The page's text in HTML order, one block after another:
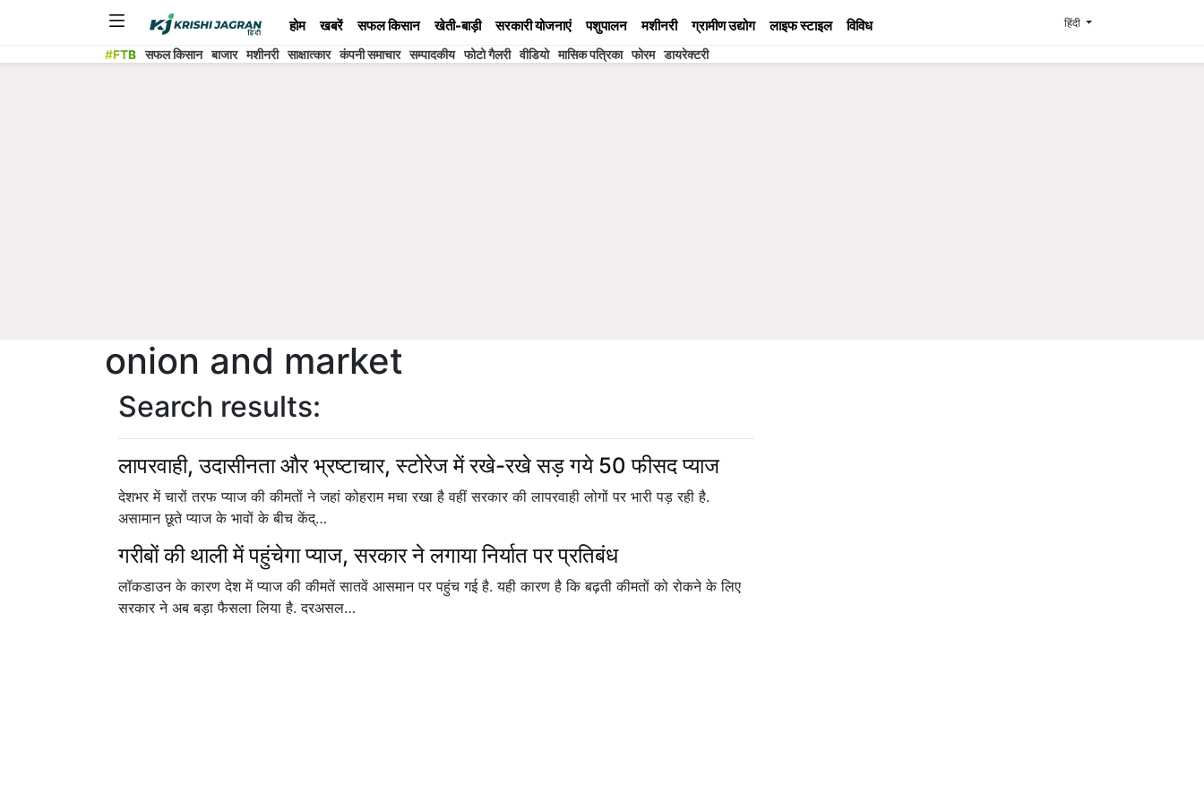
होम खबरें सफल किसान खेती-बाड़ी सरकारी योजनाएं पशुपालन मशीनरी ग्रामीण उद्योग लाइफ स्टाइल विविध हिंदी
#FTB सफल किसान बाजार मशीनरी साक्षात्कार कंपनी समाचार सम्पादकीय फोटो गैलरी वीडियो मासिक पत्रिका फोरम डायरेक्टरी
onion and market
Search results:
लापरवाही, उदासीनता और भ्रष्टाचार, स्टोरेज में रखे-रखे सड़ गये 50 फीसद प्याज
देशभर में चारों तरफ प्याज की कीमतों ने जहां कोहराम मचा रखा है वहीं सरकार की लापरवाही लोगों पर भारी पड़ रही है.
असामान छूते प्याज के भावों के बीच केंद्…
गरीबों की थाली में पहुंचेगा प्याज, सरकार ने लगाया निर्यात पर प्रतिबंध
लॉकडाउन के कारण देश में प्याज की कीमतें सातवें आसमान पर पहुंच गई है. यही कारण है कि बढ़ती कीमतों को रोकने के लिए
सरकार ने अब बड़ा फैसला लिया है. दरअसल…